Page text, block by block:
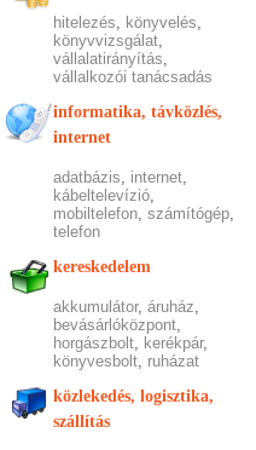
hitelezés könyvelés
könyvvizsgálat,
vállalatirányítás
vállalkozói tanácsadás
informatika, távközlés,
internet
adatbázis internet,
kábeltelevízió,
mobiltelefon, számítógép,
telefon
kereskedelem
akkumulátor, áruház
bevásárlóközpont,
horgászbolt, kerékpár,
könyvesbolt, ruházat
közlekedés, logisztika,
szállítás